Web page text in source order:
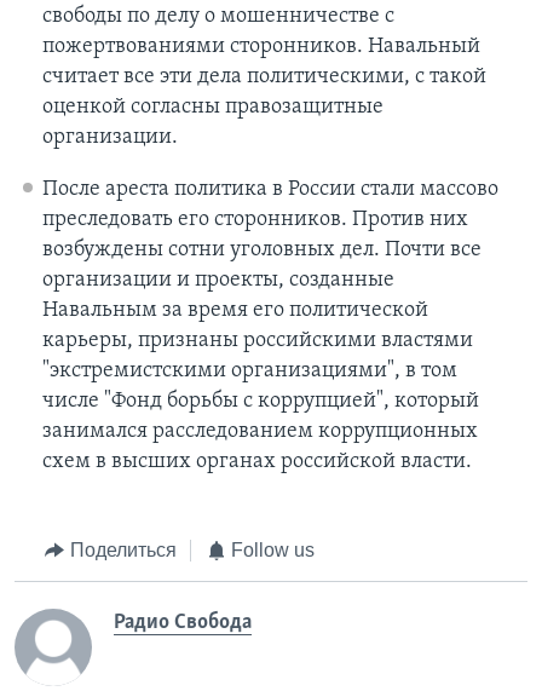
свободы по делу о мошенничестве с
пожертвованиями сторонников. Навальный
считает все эти дела политическими, с такой
оценкой согласны правозащитные
организации.
После ареста политика в России стали массово
преследовать его сторонников. Против них
возбуждены сотни уголовных дел. Почти все
организации и проекты, созданные
Навальным за время его политической
карьеры, признаны российскими властями
"экстремистскими организациями", в том
числе "Фонд борьбы с коррупцией", который
занимался расследованием коррупционных
схем в высших органах российской власти.
Поделиться Follow us
Радио Свобода